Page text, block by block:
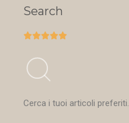
Search

Cerca i tuoi articoli preferiti.